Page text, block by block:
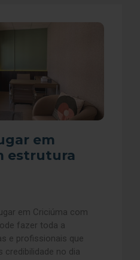
em
estrutura
em Criciúma com
fazer toda a
e profissionais que
credibilidade no dia